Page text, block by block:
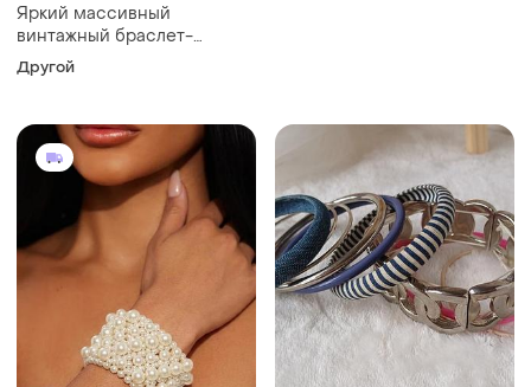
Яркий массивный
винтажный браслет-
спираль из англии, плотный
звонкий ретро-пластик
Другой